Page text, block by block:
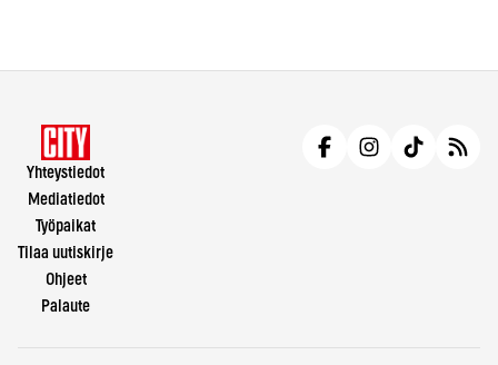
Yhteystiedot
Mediatiedot
Työpaikat
Tilaa uutiskirje
Ohjeet
Palaute